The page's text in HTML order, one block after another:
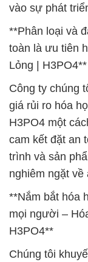
vào sự phát
**Phân loại và
toàn là ưu tiên
Lỏng | H3PO4**
Công ty chúng
giá rủi ro hóa
H3PO4 một
cam kết đặt an
trình và sản
nghiêm ngặt
**Nắm bắt hóa
mọi người –
H3PO4**
Chúng tôi